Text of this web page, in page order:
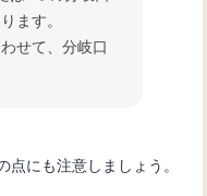
ます。
せて、分岐口
にも注意しましょう。